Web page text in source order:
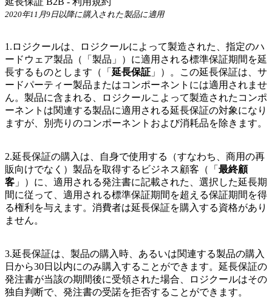
2020年11月9日以降に購入された製品に適用
1.ロジクールは、ロジクールによって製造された、指定のハ
ードウェア製品（「製品」）に適用される標準保証期間を延
長するものとします（「 延長保証 」）。この延長保証は、サ
ードパーティー製品またはコンポーネントには適用されませ
ん。製品に含まれる、ロジクールこよって製造されたコンポ
ーネントは関連する製品に適用される延長保証の対象になり
ますが、別売りのコンポーネントおよび消耗品を除きます。
2.延長保証の購入は、自身で使用する（すなわち、商用の再
販向けでなく）製品を取得するビジネス顧客（「 最終顧
客 」）に、適用される発注書に記載された、選択した延長期
間に従って、適用される標準保証期間を超える保証期間を得
る権利を与えます。消費者は延長保証を購入する資格があり
ません。
3.延長保証は、製品の購入時、あるいは関連する製品の購入
日から30日以内にのみ購入することができます。延長保証の
発注書が当該の期間後に受領された場合、ロジクールはその
独自判断で、発注書の受諾を拒否することができます。